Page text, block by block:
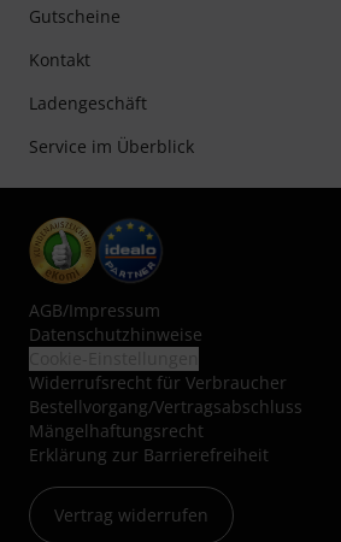
Gutscheine
Kontakt
Ladengeschäft
Service im Überblick
AGB/Impressum
Datenschutzhinweise
Widerrufsrecht für Verbraucher
Bestellvorgang/Vertragsabschluss
Mängelhaftungsrecht
Erklärung zur Barrierefreiheit
Vertrag widerrufen